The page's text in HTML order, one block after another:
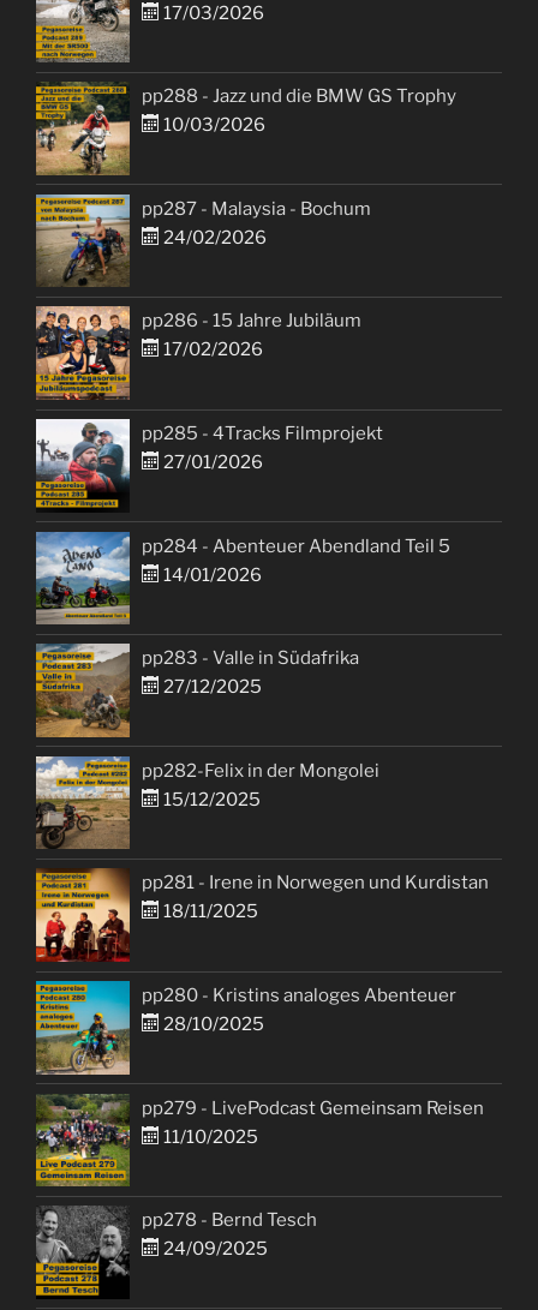
17/03/2026
pp288 - Jazz und die BMW GS Trophy
10/03/2026
pp287 - Malaysia - Bochum
24/02/2026
pp286 - 15 Jahre Jubiläum
17/02/2026
pp285 - 4Tracks Filmprojekt
27/01/2026
pp284 - Abenteuer Abendland Teil 5
14/01/2026
pp283 - Valle in Südafrika
27/12/2025
pp282-Felix in der Mongolei
15/12/2025
pp281 - Irene in Norwegen und Kurdistan
18/11/2025
pp280 - Kristins analoges Abenteuer
28/10/2025
pp279 - LivePodcast Gemeinsam Reisen
11/10/2025
pp278 - Bernd Tesch
24/09/2025